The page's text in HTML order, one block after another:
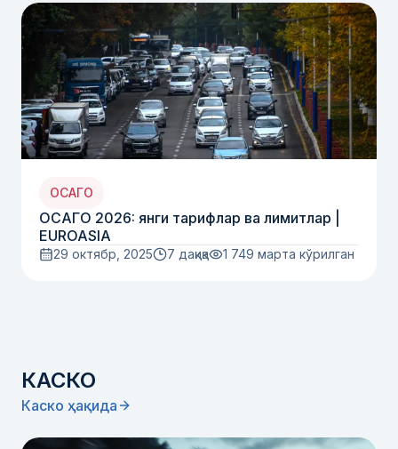
ОСАГО
ОСАГО 2026: янги тарифлар ва лимитлар |
EUROASIA
29 октябр, 2025 7 дақиқа 1 749 марта кўрилган
КАСКО
Каско ҳақида